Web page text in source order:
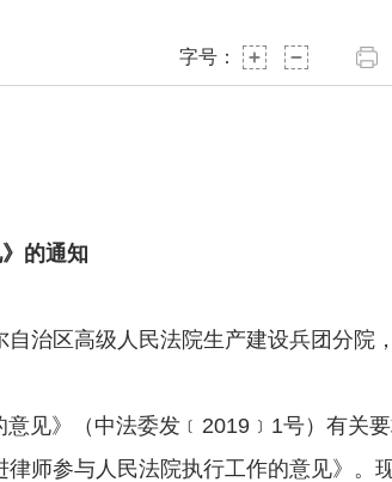
字号：
的通知
治区高级人民法院生产建设兵团分院
见》（中法委发﹝2019﹞1号）有关
师参与人民法院执行工作的意见》。